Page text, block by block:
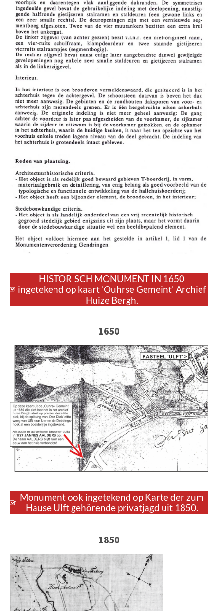
HISTORISCH MONUMENT IN 1650
ingetekend op kaart 'Ouhrse Gemeint' Archief
Huize Bergh.
1650
Monument ook ingetekend op Karte der zum
Hause Ulft gehörende privatjagd uit 1850.
1850